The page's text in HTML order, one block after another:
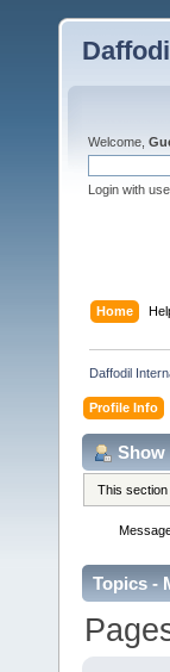
Welcome,
Login with
Home
Daffodil
Profile Info
Show
This
Topics -